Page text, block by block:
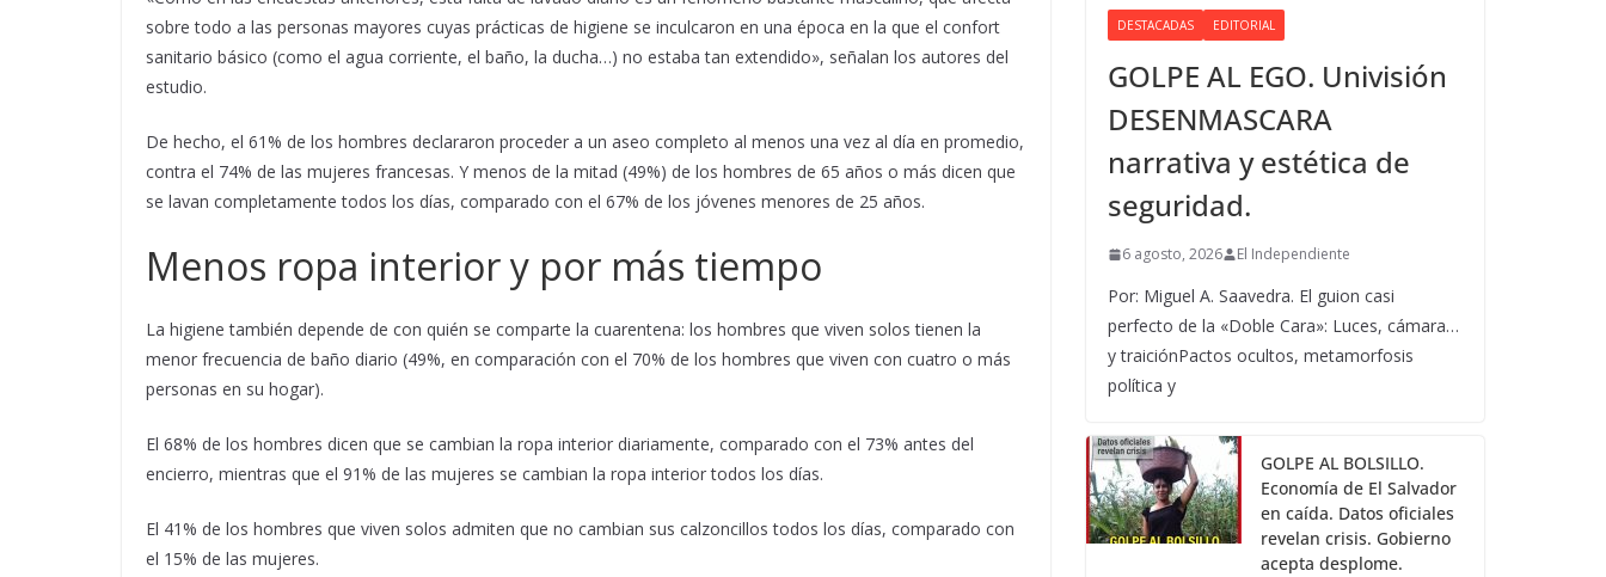
sobre todo a las personas mayores cuyas prácticas de higiene se inculcaron en una época en la que el confort
sanitario básico (como el agua corriente, el baño, la ducha…) no estaba tan extendido», señalan los autores del
estudio.
De hecho, el 61% de los hombres declararon proceder a un aseo completo al menos una vez al día en promedio,
contra el 74% de las mujeres francesas. Y menos de la mitad (49%) de los hombres de 65 años o más dicen que
se lavan completamente todos los días, comparado con el 67% de los jóvenes menores de 25 años.
Menos ropa interior y por más tiempo
La higiene también depende de con quién se comparte la cuarentena: los hombres que viven solos tienen la
menor frecuencia de baño diario (49%, en comparación con el 70% de los hombres que viven con cuatro o más
personas en su hogar).
El 68% de los hombres dicen que se cambian la ropa interior diariamente, comparado con el 73% antes del
encierro, mientras que el 91% de las mujeres se cambian la ropa interior todos los días.
El 41% de los hombres que viven solos admiten que no cambian sus calzoncillos todos los días, comparado con
el 15% de las mujeres.
DESTACADAS EDITORIAL
GOLPE AL EGO. Univisión
DESENMASCARA
narrativa y estética de
seguridad.
6 agosto, 2026 El Independiente
Por: Miguel A. Saavedra. El guion casi
perfecto de la «Doble Cara»: Luces, cámara…
y traiciónPactos ocultos, metamorfosis
política y
GOLPE AL BOLSILLO.
Economía de El Salvador
en caída. Datos oficiales
revelan crisis. Gobierno
acepta desplome.